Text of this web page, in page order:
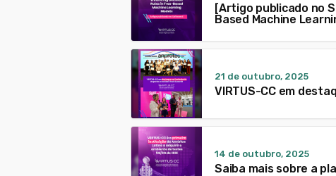
[Artigo publicado no
Based Machine
21 de outubro, 2025
VIRTUS-CC em
14 de outubro, 2025
Saiba mais sobre a